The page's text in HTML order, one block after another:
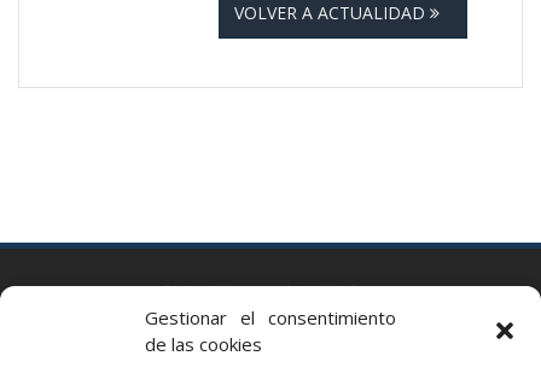
Gestionar el consentimiento
de las cookies
VOLVER A ACTUALIDAD
Via Augusta 2 bis, 3º, 08006 Barcelona